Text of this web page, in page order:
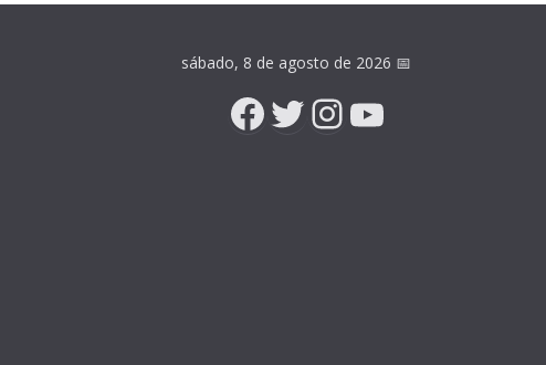
sábado, 8 de agosto de 2026 📅
Facebook
Twitter
Instagram
YouTube